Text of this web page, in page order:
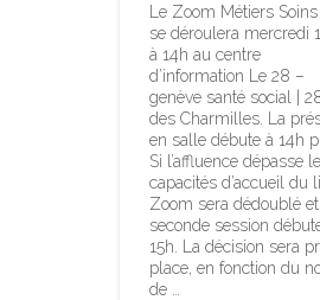
Le Zoom Métiers
se déroulera mercredi
à 14h au centre
d’information Le 28 –
genève santé social |
des Charmilles. La
en salle débute à 14h
Si l’affluence dépasse
capacités d’accueil du
Zoom sera dédoublé
seconde session
15h. La décision sera
place, en fonction du
de …